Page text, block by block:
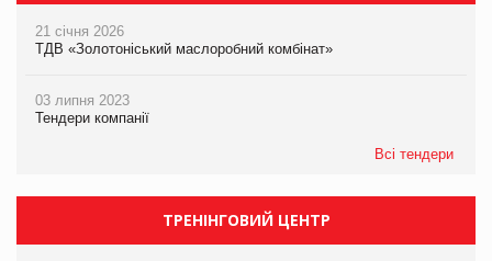
21 січня 2026
ТДВ «Золотоніський маслоробний комбінат»
03 липня 2023
Тендери компанії
Всі тендери
ТРЕНІНГОВИЙ ЦЕНТР